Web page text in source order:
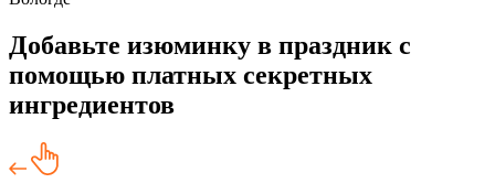
Добавьте изюминку в праздник с
помощью платных секретных
ингредиентов